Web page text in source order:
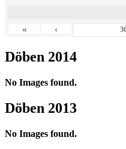
« ‹
Döben 2014
No Images found.
Döben 2013
No Images found.